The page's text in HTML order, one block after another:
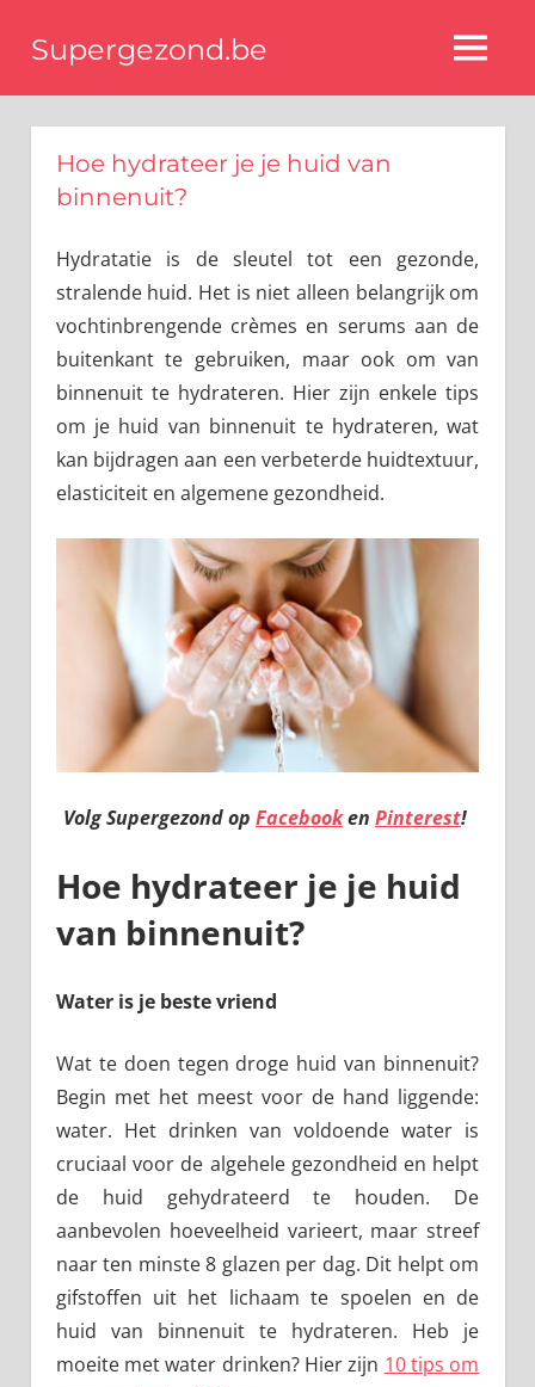
naar
inhoud
Supergezond.be
beauty
MENU
Hoe hydrateer je je huid van
binnenuit?
Hydratatie is de sleutel tot een gezonde,
stralende huid. Het is niet alleen belangrijk om
vochtinbrengende crèmes en serums aan de
buitenkant te gebruiken, maar ook om van
binnenuit te hydrateren. Hier zijn enkele tips
om je huid van binnenuit te hydrateren, wat
kan bijdragen aan een verbeterde huidtextuur,
elasticiteit en algemene gezondheid.
Volg Supergezond op Facebooken Pinterest!
Hoe hydrateer je je huid
van binnenuit?
Water is je beste vriend
Wat te doen tegen droge huid van binnenuit?
Begin met het meest voor de hand liggende:
water. Het drinken van voldoende water is
cruciaal voor de algehele gezondheid en helpt
de huid gehydrateerd te houden. De
aanbevolen hoeveelheid varieert, maar streef
naar ten minste 8 glazen per dag. Dit helpt om
gifstoffen uit het lichaam te spoelen en de
huid van binnenuit te hydrateren. Heb je
moeite met water drinken? Hier zijn 10 tips om